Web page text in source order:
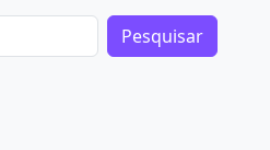
Pesquisar